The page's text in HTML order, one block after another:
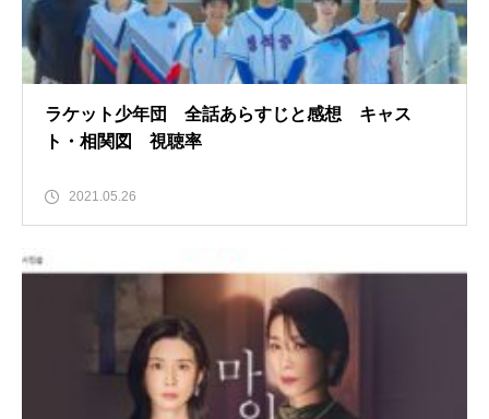
ラケット少年団 全話あらすじと感想 キャス
ト・相関図 視聴率
2021.05.26